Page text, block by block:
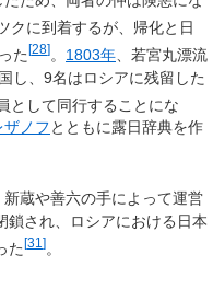
クに到着するが、帰化と日
た[28]。 1803年 、若宮丸漂流
し、9名はロシアに残留した
として同行することにな
ザノフとともに露日辞典を作
蔵や善六の手によって運営
鎖され、ロシアにおける日本
た[31 ]。